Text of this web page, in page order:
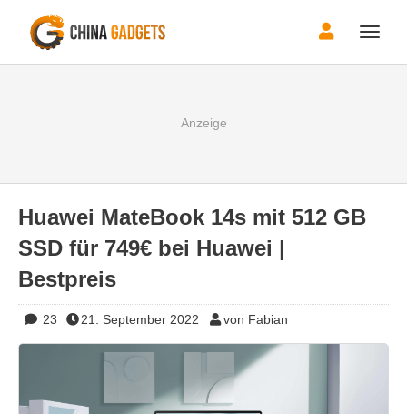
Toggle
Huawei MateBook 14s mit 512 GB
SSD für 749€ bei Huawei |
Bestpreis
23 21. September 2022 von Fabian